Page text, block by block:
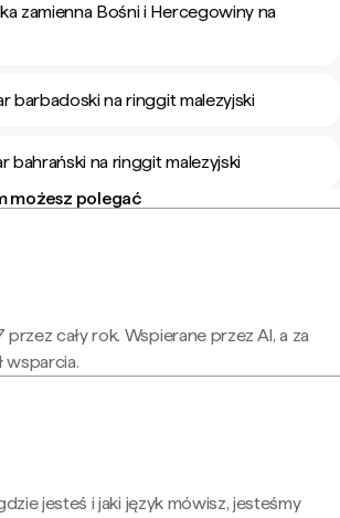
zamienna Bośni i Hercegowiny na
barbadoski na ringgit malezyjski
bahrański na ringgit malezyjski
możesz polegać
cały rok. Wspierane przez AI, a za
wsparcia.
jesteś i jaki język mówisz, jesteśmy